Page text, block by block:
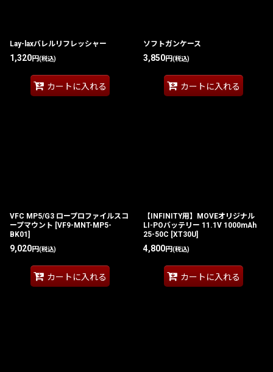
Lay-laxバレルリフレッシャー
1,320円(税込)
カートに入れる
ソフトガンケース
3,850円(税込)
カートに入れる
VFC MP5/G3 ロープロファイルスコ
ープマウント [VF9-MNT-MP5-
BK01 ]
9,020円(税込)
カートに入れる
【INFINITY用】MOVEオリジナル
LI-POバッテリー 11.1V 1000mAh
25-50C [XT30U]
4,800円(税込)
カートに入れる